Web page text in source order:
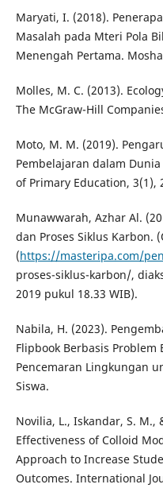
Maryati, I. (2018).
Masalah pada Mteri Pola
Menengah Pertama.
Molles, M. C. (2013).
The McGraw-Hill
Moto, M. M. (2019).
Pembelajaran dalam
of Primary Education, 3(1),
Munawwarah, Azhar Al.
dan Proses Siklus Karbon.
(https://masteripa.com/
proses-siklus-karbon/,
2019 pukul 18.33 WIB).
Nabila, H. (2023).
Flipbook Berbasis Problem
Pencemaran Lingkungan
Siswa.
Novilia, L., Iskandar, S. M.,
Effectiveness of Colloid
Approach to Increase
Outcomes. International